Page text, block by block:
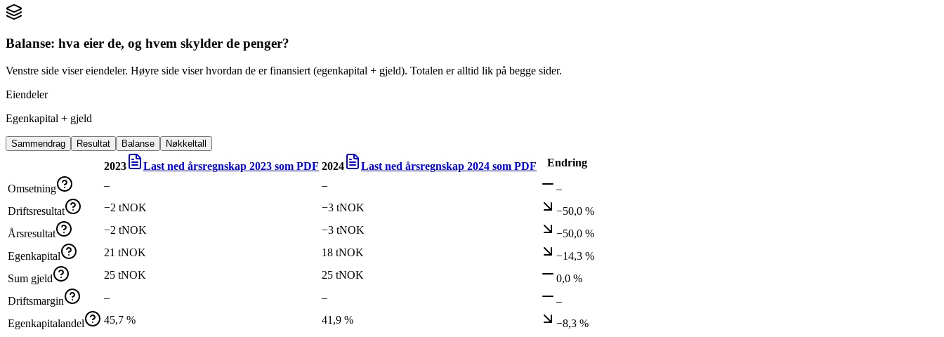
Balanse: hva eier de, og hvem skylder de penger?
Venstre side viser eiendeler. Høyre side viser hvordan de er finansiert (egenkapital + gjeld). Totalen er alltid lik på begge sider.
Eiendeler
Egenkapital + gjeld
Sammendrag Resultat Balanse Nøkkeltall
2023 Last ned årsregnskap 2023 som PDF 2024 Last ned årsregnskap 2024 som PDF Endring
Omsetning – –
–
Driftsresultat
−2 tNOK −3 tNOK
−50,0 %
Årsresultat
−2 tNOK −3 tNOK
−50,0 %
Egenkapital
21 tNOK 18 tNOK
−14,3 %
Sum gjeld
25 tNOK 25 tNOK
0,0 %
Driftsmargin
– –
–
Egenkapitalandel
45,7 % 41,9 % −8,3 %